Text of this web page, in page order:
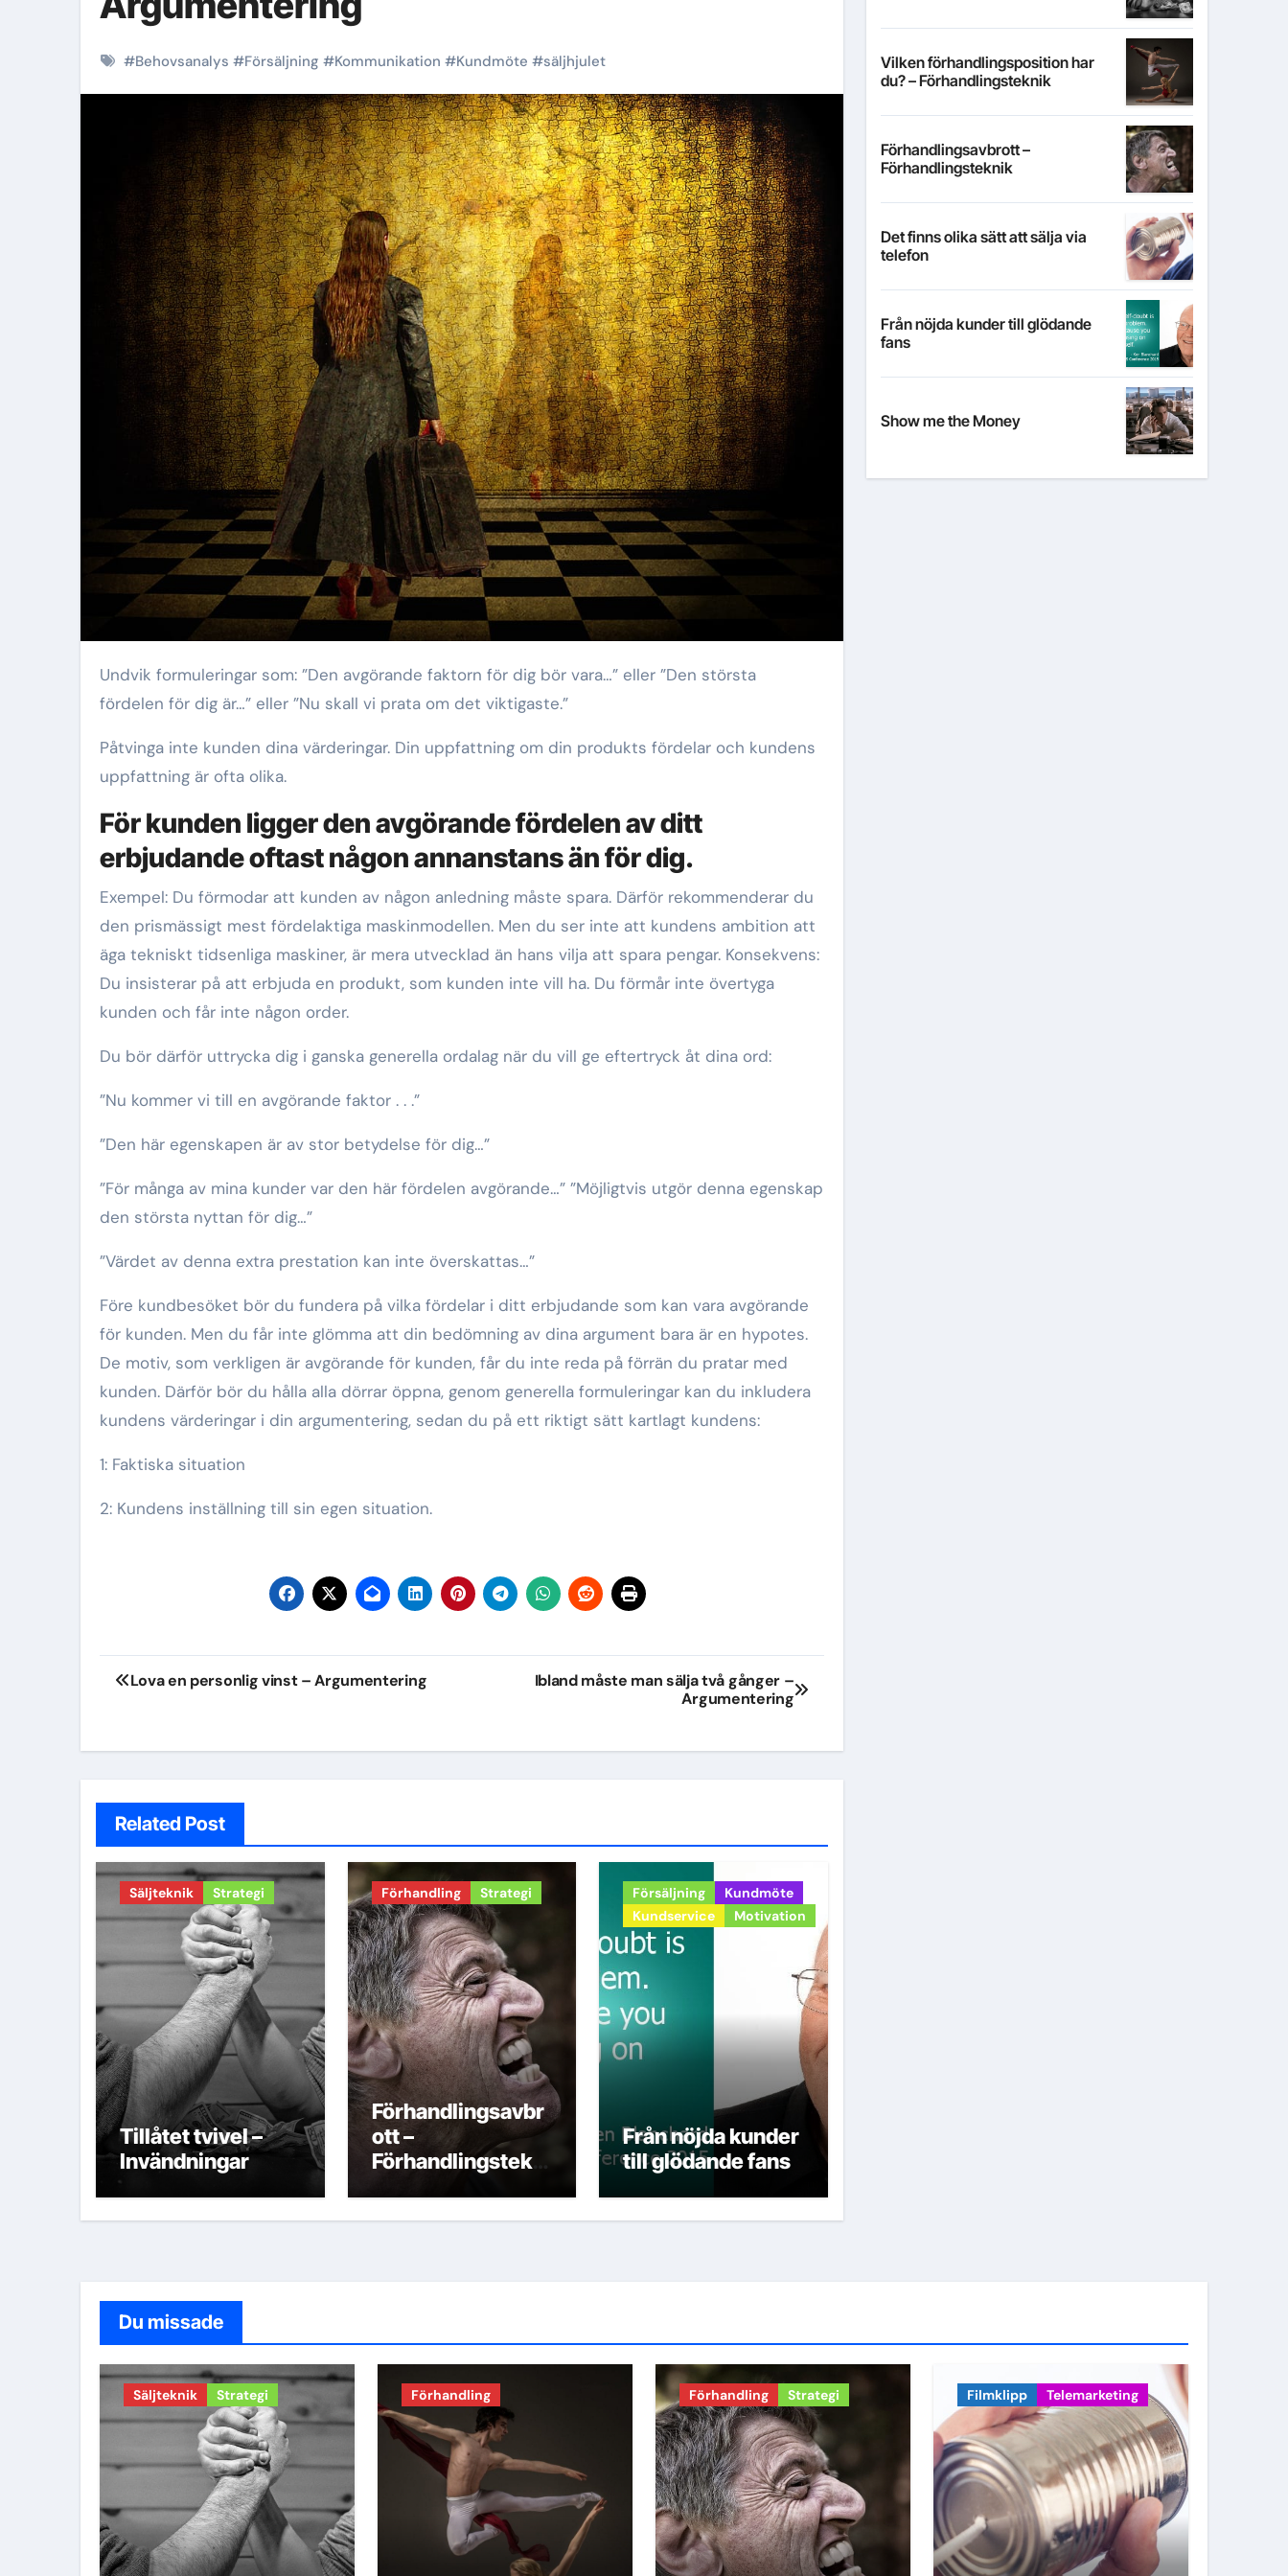
#Behovsanalys #Försäljning #Kommunikation #Kundmöte #säljhjulet
Undvik formuleringar som: ”Den avgörande faktorn för dig bör vara…” eller ”Den största
fördelen för dig är…” eller ”Nu skall vi prata om det viktigaste.”
Påtvinga inte kunden dina värderingar. Din uppfattning om din produkts fördelar och kundens
uppfattning är ofta olika.
För kunden ligger den avgörande fördelen av ditt
erbjudande oftast någon annanstans än för dig.
Exempel: Du förmodar att kunden av någon anledning måste spara. Därför rekommenderar du
den prismässigt mest fördelaktiga maskinmodellen. Men du ser inte att kundens ambition att
äga tekniskt tidsenliga maskiner, är mera utvecklad än hans vilja att spara pengar. Konsekvens:
Du insisterar på att erbjuda en produkt, som kunden inte vill ha. Du förmår inte övertyga
kunden och får inte någon order.
Du bör därför uttrycka dig i ganska generella ordalag när du vill ge eftertryck åt dina ord:
”Nu kommer vi till en avgörande faktor . . .”
”Den här egenskapen är av stor betydelse för dig…”
”För många av mina kunder var den här fördelen avgörande…” ”Möjligtvis utgör denna egenskap
den största nyttan för dig…”
”Värdet av denna extra prestation kan inte överskattas…”
Före kundbesöket bör du fundera på vilka fördelar i ditt erbjudande som kan vara avgörande
för kunden. Men du får inte glömma att din bedömning av dina argument bara är en hypotes.
De motiv, som verkligen är avgörande för kunden, får du inte reda på förrän du pratar med
kunden. Därför bör du hålla alla dörrar öppna, genom generella formuleringar kan du inkludera
kundens värderingar i din argumentering, sedan du på ett riktigt sätt kartlagt kundens:
1: Faktiska situation
2: Kundens inställning till sin egen situation.
Inläggsnavigering
Lova en personlig vinst – Argumentering
Ibland måste man sälja två gånger –
Argumentering
Related Post
Säljteknik Strategi
Tillåtet tvivel –
Invändningar
Förhandling Strategi
Förhandlingsavbr
ott –
Förhandlingstekni
Försäljning
Kundmöte
Kundservice
Motivation
Från nöjda kunder
till glödande fans
Vilken förhandlingsposition har
du? – Förhandlingsteknik
Förhandlingsavbrott –
Förhandlingsteknik
Det finns olika sätt att sälja via
telefon
Från nöjda kunder till glödande
fans
Show me the Money
Du missade
Säljteknik Strategi Förhandling Förhandling Strategi Filmklipp Telemarketing